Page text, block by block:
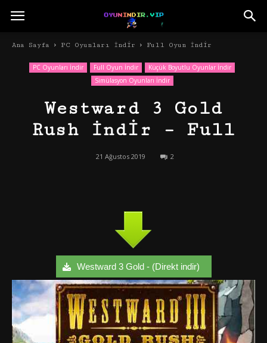
Ana Sayfa PC Oyunları İndir Full Oyun İndir
PC Oyunları İndir Full Oyun İndir
Küçük Boyutlu Oyunlar İndir
Simülasyon Oyunları İndir
Westward 3 Gold
Rush İndir – Full
21 Ağustos 2019 2
Westward 3 Gold - (Direkt indir)